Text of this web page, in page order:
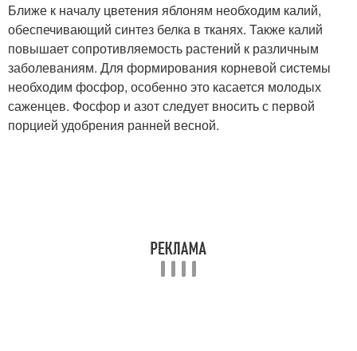
Ближе к началу цветения яблоням необходим калий,
обеспечивающий синтез белка в тканях. Также калий
повышает сопротивляемость растений к различным
заболеваниям. Для формирования корневой системы
необходим фосфор, особенно это касается молодых
саженцев. Фосфор и азот следует вносить с первой
порцией удобрения ранней весной.